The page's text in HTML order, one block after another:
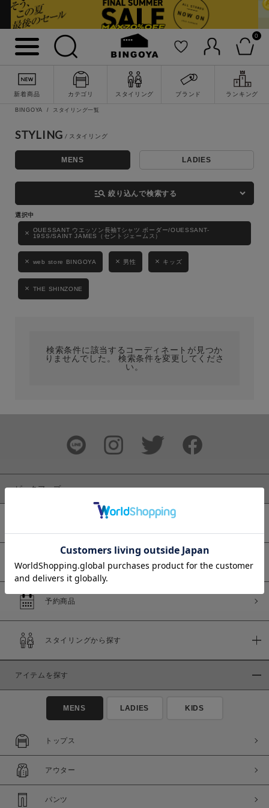
0
新着商品 カテゴリ スタイリング ブランド ランキング
詳細検索
キーワード
性別
価格
商品タイプ
通常商品
在庫
在庫あり 在庫なし含む
BINGOYA スタイリング一覧
STYLING
MENS LADIES
manage_search 絞り込んで検索する
OUESSANT ウエッソン長袖Tシャツ ボーダー/OUESSANT-
19SS/SAINT JAMES（セントジェームス）
web store BINGOYA 男性 キッズ
THE SHINZONE
検索条件に該当するコーディネートが見つか
りませんでした。 検索条件を変更してくださ
い。
ピックアップ
WEB限定商品
予約商品
スタイリングから探す
アイテムを探す
MENS LADIES KIDS
トップス
アウター
パンツ